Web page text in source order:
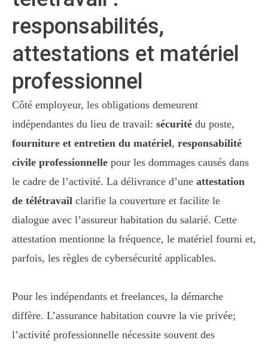
responsabilités,
attestations et matériel
professionnel
Côté employeur, les obligations demeurent
indépendantes du lieu de travail: sécurité du poste,
fourniture et entretien du matériel, responsabilité
civile professionnelle pour les dommages causés dans
le cadre de l’activité. La délivrance d’une attestation
de télétravail clarifie la couverture et facilite le
dialogue avec l’assureur habitation du salarié. Cette
attestation mentionne la fréquence, le matériel fourni et,
parfois, les règles de cybersécurité applicables.
Pour les indépendants et freelances, la démarche
diffère. L’assurance habitation couvre la vie privée;
l’activité professionnelle nécessite souvent des